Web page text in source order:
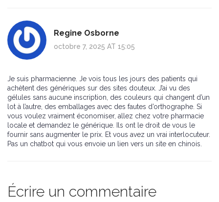
Regine Osborne
octobre 7, 2025 AT 15:05
Je suis pharmacienne. Je vois tous les jours des patients qui
achètent des génériques sur des sites douteux. J’ai vu des
gélules sans aucune inscription, des couleurs qui changent d’un
lot à l’autre, des emballages avec des fautes d’orthographe. Si
vous voulez vraiment économiser, allez chez votre pharmacie
locale et demandez le générique. Ils ont le droit de vous le
fournir sans augmenter le prix. Et vous avez un vrai interlocuteur.
Pas un chatbot qui vous envoie un lien vers un site en chinois.
Écrire un commentaire